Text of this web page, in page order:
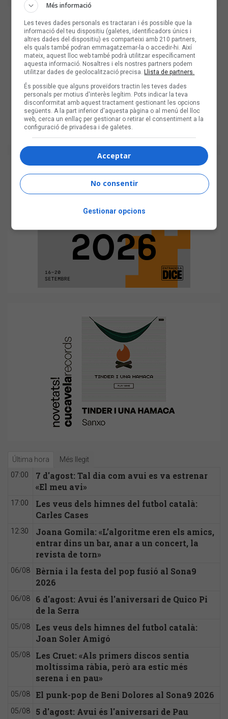
Última hora Més llegit
07:00
7 d'agost: Tal dia com avui es va estrenar
«El meu avi»
17:00
Les veus dels himnes del futbol català:
Carles Cases
12:30
Joana Gomila: «L’algoritme eren els amics,
entrar dins un bar, anar a un concert, la
revista de torn»
06/08
Bèrnia i la festa del pop fusió al Sona9
2026
06/08
6 d'agost: Avui és l'aniversari de Quico Pi
de la Serra
05/08
Les veus dels himnes del futbol català:
Joan Soler Amigó
05/08
Les Cruet: «Als primers discos sentia
moltíssima ràbia, però ara estic més
serena i en pau»
05/08 El punk-pop de Beni Dolores al Sona9 2026
05/08
5 d'agost: Avui és l'aniversari de Pau
Més informació
Les teves dades personals es tractaran i és possible que la
informació del teu dispositiu (galetes, identificadors únics i
altres dades del dispositiu) es comparteixi amb 210 partners,
els quals també podran emmagatzemar-la o accedir-hi. Així
mateix, aquest lloc web també podrà utilitzar específicament
aquesta informació. Nosaltres i els nostres partners podem
utilitzar dades de geolocalització precisa.Llista de partners.
És possible que alguns proveïdors tractin les teves dades
personals per motius d'interès legítim. Pots indicar la teva
disconformitat amb aquest tractament gestionant les opcions
següents. A la part inferior d'aquesta pàgina o al menú del lloc
web, cerca un enllaç per gestionar o retirar el consentiment a la
configuració de privadesa i de galetes.
Acceptar
No consentir
Gestionar opcions